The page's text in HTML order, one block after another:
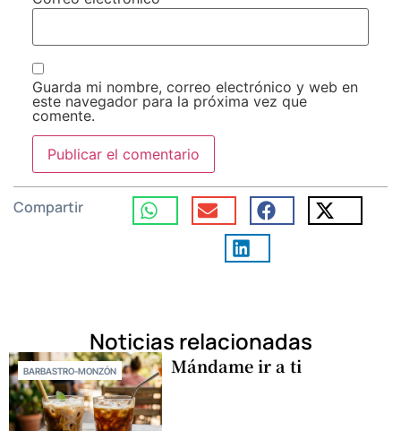
Guarda mi nombre, correo electrónico y web en
este navegador para la próxima vez que
comente.
Compartir
Noticias relacionadas
BARBASTRO-MONZÓN Mándame ir a ti